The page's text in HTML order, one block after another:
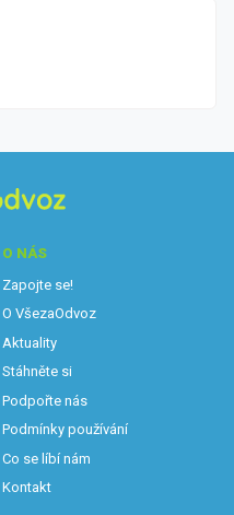
O NÁS
Zapojte se!
O VšezaOdvoz
Aktuality
Stáhněte si
Podpořte nás
Podmínky používání
Co se líbí nám
Kontakt